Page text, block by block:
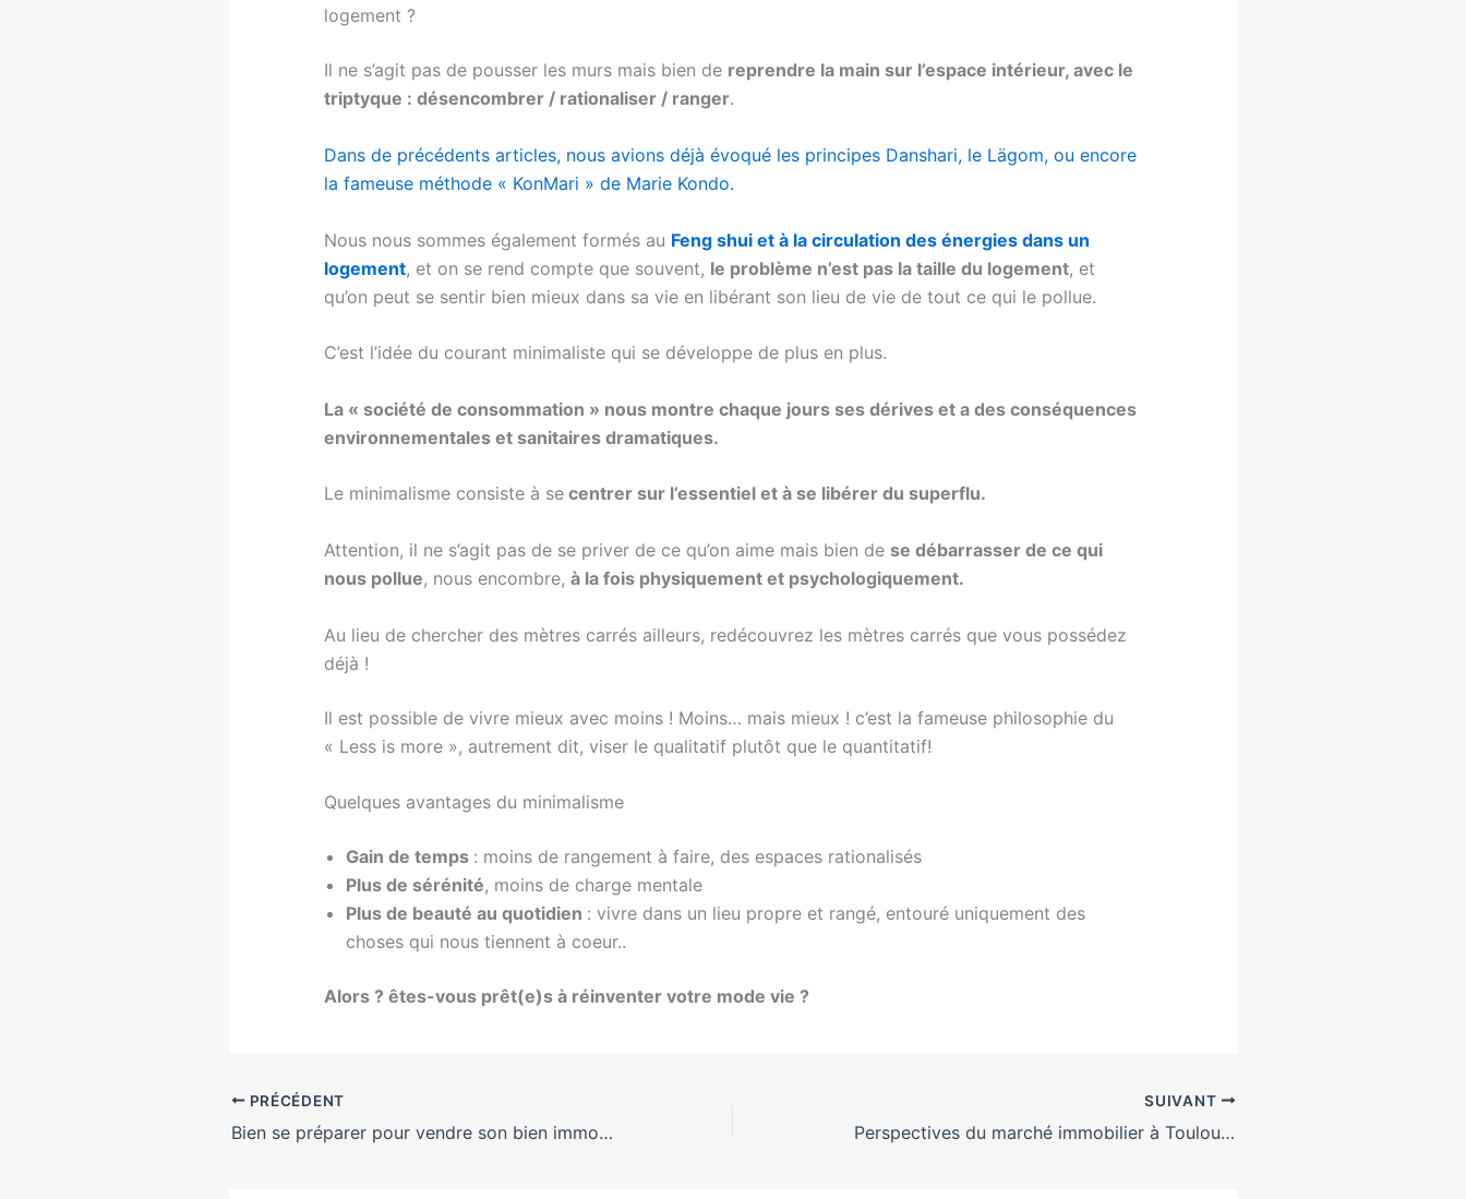
logement ?
Il ne s’agit pas de pousser les murs mais bien de reprendre la main sur l’espace intérieur, avec le
triptyque : désencombrer / rationaliser / ranger.
Dans de précédents articles, nous avions déjà évoqué les principes Danshari, le Lägom, ou encore
la fameuse méthode « KonMari » de Marie Kondo.
Nous nous sommes également formés au Feng shui et à la circulation des énergies dans un
logement, et on se rend compte que souvent, le problème n’est pas la taille du logement, et
qu’on peut se sentir bien mieux dans sa vie en libérant son lieu de vie de tout ce qui le pollue.
C’est l’idée du courant minimaliste qui se développe de plus en plus.
La « société de consommation » nous montre chaque jours ses dérives et a des conséquences
environnementales et sanitaires dramatiques.
Le minimalisme consiste à se centrer sur l’essentiel et à se libérer du superflu.
Attention, il ne s’agit pas de se priver de ce qu’on aime mais bien de se débarrasser de ce qui
nous pollue, nous encombre, à la fois physiquement et psychologiquement.
Au lieu de chercher des mètres carrés ailleurs, redécouvrez les mètres carrés que vous possédez
déjà !
Il est possible de vivre mieux avec moins ! Moins… mais mieux ! c’est la fameuse philosophie du
« Less is more », autrement dit, viser le qualitatif plutôt que le quantitatif!
Quelques avantages du minimalisme
Gain de temps : moins de rangement à faire, des espaces rationalisés
Plus de sérénité, moins de charge mentale
Plus de beauté au quotidien : vivre dans un lieu propre et rangé, entouré uniquement des
choses qui nous tiennent à coeur..
Alors ? êtes-vous prêt(e)s à réinventer votre mode vie ?
PRÉCÉDENT
Bien se préparer pour vendre son bien immobilier aux meilleures conditions.
SUIVANT
Perspectives du marché immobilier à Toulouse, après le 3eme confinement